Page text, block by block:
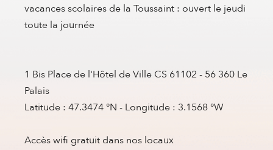
vacances scolaires de la Toussaint : ouvert le jeudi
toute la journée
1 Bis Place de l'Hôtel de Ville CS 61102 - 56 360 Le
Palais
Latitude : 47.3474 °N - Longitude : 3.1568 °W
Accès wifi gratuit dans nos locaux